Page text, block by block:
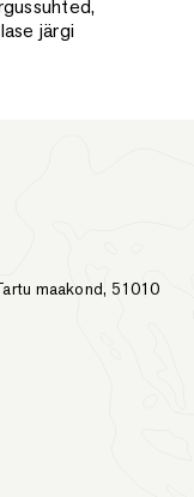
järgi
maakond, 51010